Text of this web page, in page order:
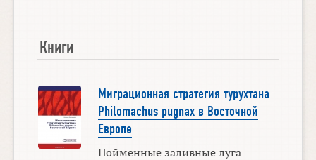
Книги
Миграционная стратегия турухтана
Philomachus pugnax в Восточной
Европе
Пойменные заливные луга